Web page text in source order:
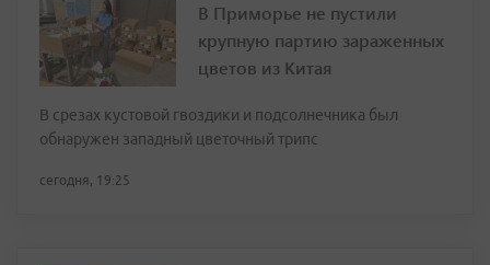
В Приморье не пустили
крупную партию зараженных
цветов из Китая
В срезах кустовой гвоздики и подсолнечника был
обнаружен западный цветочный трипс
сегодня, 19:25